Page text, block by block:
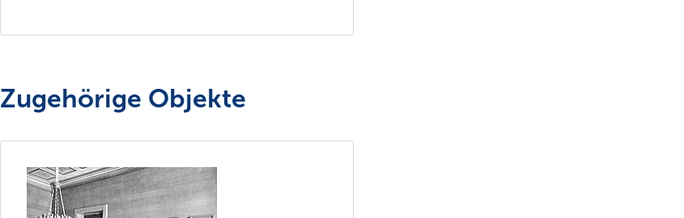
Zugehörige Objekte